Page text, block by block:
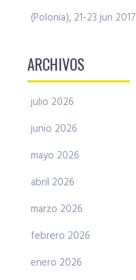
(Polonia), 21-23 jun 2017
ARCHIVOS
julio 2026
junio 2026
mayo 2026
abril 2026
marzo 2026
febrero 2026
enero 2026